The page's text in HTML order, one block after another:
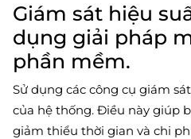
Giám sát hiệu
dụng giải pháp
phần mềm.
Sử dụng các công cụ giám
của hệ thống. Điều này giúp
giảm thiểu thời gian và chi